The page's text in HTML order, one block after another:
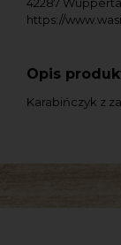
https://
Opis
Karabińczyk z